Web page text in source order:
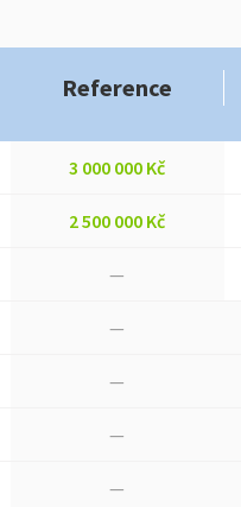
Reference
3 000 000 Kč
2 500 000 Kč
—
—
—
—
—